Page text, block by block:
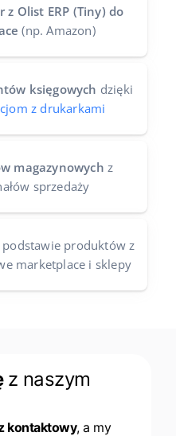
Olist ERP (Tiny) do
(np. Amazon)
księgowych dzięki
z drukarkami
magazynowych z
sprzedaży
podstawie produktów z
marketplace i sklepy
z naszym
kontaktowy, a my